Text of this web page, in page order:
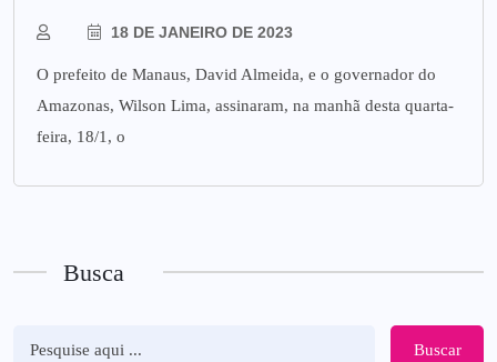
18 DE JANEIRO DE 2023
O prefeito de Manaus, David Almeida, e o governador do
Amazonas, Wilson Lima, assinaram, na manhã desta quarta-
feira, 18/1, o
Busca
Buscar